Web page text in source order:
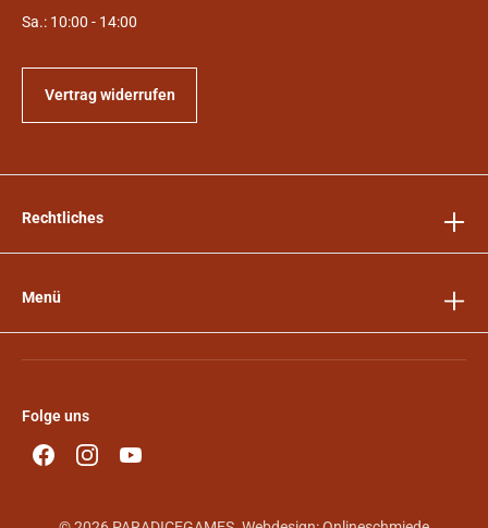
Sa.: 10:00 - 14:00
Vertrag widerrufen
Rechtliches
Menü
Folge uns